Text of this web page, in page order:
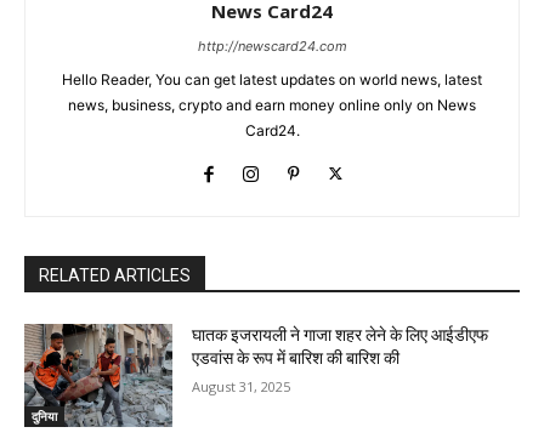
News Card24
http://newscard24.com
Hello Reader, You can get latest updates on world news, latest
news, business, crypto and earn money online only on News
Card24.
RELATED ARTICLES
दुनिया
घातक इजरायली ने गाजा शहर लेने के लिए आईडीएफ
एडवांस के रूप में बारिश की बारिश की
August 31, 2025